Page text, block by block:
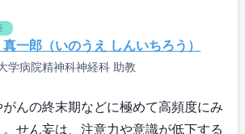
一郎（いのうえ しんいちろう）
学病院精神科神経科 助教
んの終末期などに極めて高頻度にみ
せん妄は、注意力や意識が低下する